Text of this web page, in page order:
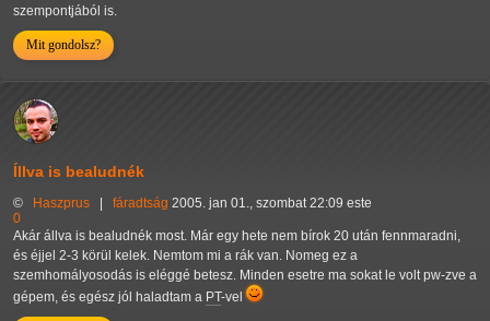
szempontjából is.
Mit gondolsz?
Íllva is bealudnék
© Haszprus | fáradtság 2005. jan 01., szombat 22:09 este
0
Akár állva is bealudnék most. Már egy hete nem bírok 20 után fennmaradni,
és éjjel 2-3 körül kelek. Nemtom mi a rák van. Nomeg ez a
szemhomályosodás is eléggé betesz. Minden esetre ma sokat le volt pw-zve a
gépem, és egész jól haladtam a PT-vel